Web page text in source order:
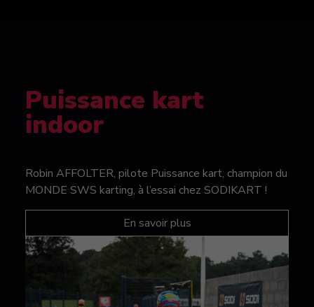
Puissance kart
indoor
Robin AFFOLTER, pilote Puissance kart, champion du
MONDE SWS karting, à l’essai chez SODIKART !
En savoir plus